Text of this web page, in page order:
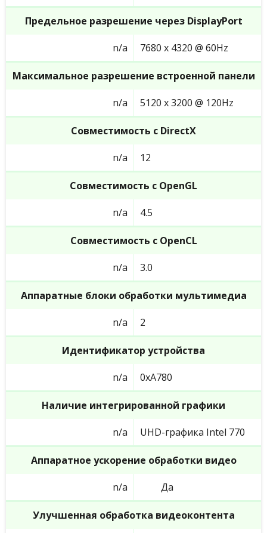
Предельное разрешение через DisplayPort
n/a 7680 x 4320 @ 60Hz
Максимальное разрешение встроенной панели
n/a 5120 x 3200 @ 120Hz
Совместимость с DirectX
n/a 12
Совместимость с OpenGL
n/a 4.5
Совместимость с OpenCL
n/a 3.0
Аппаратные блоки обработки мультимедиа
n/a 2
Идентификатор устройства
n/a 0xA780
Наличие интегрированной графики
n/a UHD-графика Intel 770
Аппаратное ускорение обработки видео
n/a Да
Улучшенная обработка видеоконтента